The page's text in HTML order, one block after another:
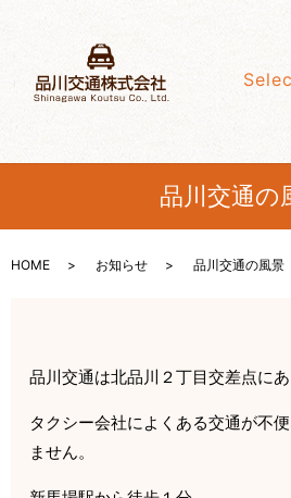
品川交通の
HOME お知らせ 品川交通の風景
品川交通は北品川２丁目交差点にあ
タクシー会社によくある交通が不
ません。